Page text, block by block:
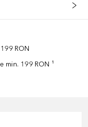
RON
min. 199 RON ¹